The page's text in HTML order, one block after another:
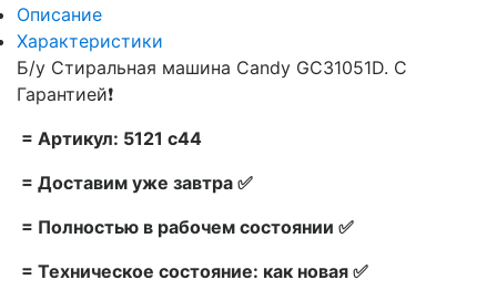
Описание
Характеристики
Б/у Стиральная машина Candy GC31051D. С
Гарантией❗
= Артикул: 5121 c44
= Доставим уже завтра ✅
= Полностью в рабочем состоянии ✅
= Техническое состояние: как новая ✅